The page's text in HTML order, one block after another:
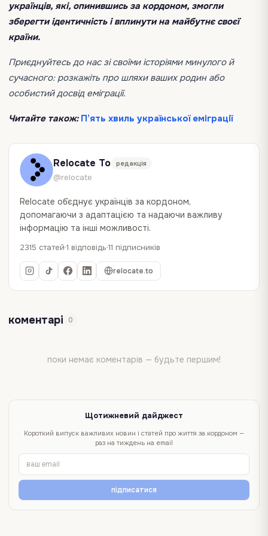
українців, які, опинившись за кордоном, змогли
зберегти ідентичність і вплинути на майбутнє своєї
країни.
Приєднуйтесь до нас зі своїми історіями минулого й
сучасного: розкажіть про шляхи ваших родин або
особистий досвід еміграції.
Читайте також: П’ять хвиль української еміграції
Relocate To редакція
@relocate
Relocate об`єднує українців за кордоном,
допомагаючи з адаптацією та надаючи важливу
інформацію та інші можливості.
2315 статей 1 відповідь 11 підписників
relocate.to
коментарі 0
поки немає коментарів — будьте першим!
Щотижневий дайджест
Короткий випуск важливих новин і статей про життя за кордоном —
раз на тиждень на email
підписатися